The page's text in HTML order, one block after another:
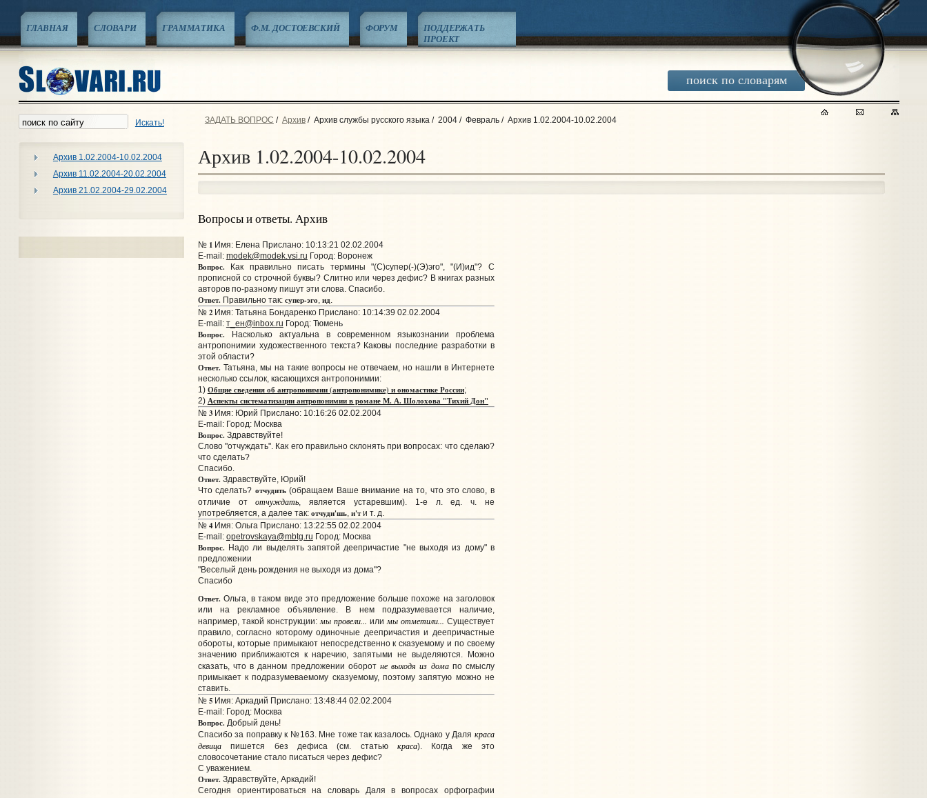
поиск по словарям
ГЛАВНАЯ СЛОВАРИ ГРАММАТИКА Ф.М. ДОСТОЕВСКИЙ ФОРУМ
ПОДДЕРЖАТЬ
ПРОЕКТ
Искать!
Архив 1.02.2004-10.02.2004
Архив 11.02.2004-20.02.2004
Архив 21.02.2004-29.02.2004
ЗАДАТЬ ВОПРОС / Архив/ Архив службы русского языка/ 2004/ Февраль/ Архив 1.02.2004-10.02.2004
Архив 1.02.2004-10.02.2004
Вопросы и ответы. Архив
№ 1Имя: Елена Прислано: 10:13:21 02.02.2004
E-mail: modek@modek.vsi.ru Город: Воронеж
Вопрос.Как правильно писать термины "(С)супер(-)(Э)эго", "(И)ид"? С
прописной со строчной буквы? Слитно или через дефис? В книгах разных
авторов по-разному пишут эти слова. Спасибо.
Ответ.Правильно так: супер-эго, ид.
№ 2Имя: Татьяна Бондаренко Прислано: 10:14:39 02.02.2004
E-mail: т_ен@inbox.ru Город: Тюмень
Вопрос.Насколько актуальна в современном языкознании проблема
антропонимии художественного текста? Каковы последние разработки в
этой области?
Ответ.Татьяна, мы на такие вопросы не отвечаем, но нашли в Интернете
несколько ссылок, касающихся антропонимии:
1) Общие сведения об антропонимии (антропонимике) и ономастике России;
2) Аспекты систематизации антропонимии в романе М. А. Шолохова "Тихий Дон"
№ 3Имя: Юрий Прислано: 10:16:26 02.02.2004
E-mail: Город: Москва
Вопрос.Здравствуйте!
Слово "отчуждать". Как его правильно склонять при вопросах: что сделаю?
что сделать?
Спасибо.
Ответ.Здравствуйте, Юрий!
Что сделать? отчудить(обращаем Ваше внимание на то, что это слово, в
отличие ототчуждать, является устаревшим). 1-е л. ед. ч. не
употребляется, а далее так: отчуди'шь, и'ти т. д.
№ 4Имя: Ольга Прислано: 13:22:55 02.02.2004
E-mail: opetrovskaya@mbtg.ru Город: Москва
Вопрос.Надо ли выделять запятой деепричастие "не выходя из дому" в
предложении
"Веселый день рождения не выходя из дома"?
Спасибо
Ответ.Ольга, в таком виде это предложение больше похоже на заголовок
или на рекламное объявление. В нем подразумевается наличие,
например, такой конструкции:мы провели... илимы отметили... Существует
правило, согласно которому одиночные деепричастия и деепричастные
обороты, которые примыкают непосредственно к сказуемому и по своему
значению приближаются к наречию, запятыми не выделяются. Можно
сказать, что в данном предложении оборот не выходя из домапо смыслу
примыкает к подразумеваемому сказуемому, поэтому запятую можно не
ставить.
№ 5Имя: Аркадий Прислано: 13:48:44 02.02.2004
E-mail: Город: Москва
Вопрос.Добрый день!
Спасибо за поправку к №163. Мне тоже так казалось. Однако у Даля краса
девицапишется без дефиса (см. статью краса). Когда же это
словосочетание стало писаться через дефис?
С уважением.
Ответ.Здравствуйте, Аркадий!
Сегодня ориентироваться на словарь Даля в вопросах орфографии